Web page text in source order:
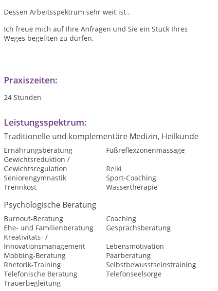
Dessen Arbeitsspektrum sehr weit ist .
Ich freue mich auf Ihre Anfragen und Sie ein Stück Ihres
Weges begeliten zu dürfen.
Praxiszeiten:
24 Stunden
Leistungsspektrum:
Traditionelle und komplementäre Medizin, Heilkunde
Ernährungsberatung
Fußreflexzonenmassage
Gewichtsreduktion /
Gewichtsregulation
Reiki
Seniorengymnastik
Sport-Coaching
Trennkost
Wassertherapie
Psychologische Beratung
Burnout-Beratung
Coaching
Ehe- und Familienberatung
Gesprächsberatung
Kreativitäts- /
Innovationsmanagement
Lebensmotivation
Mobbing-Beratung
Paarberatung
Rhetorik-Training
Selbstbewusstseinstraining
Telefonische Beratung
Telefonseelsorge
Trauerbegleitung